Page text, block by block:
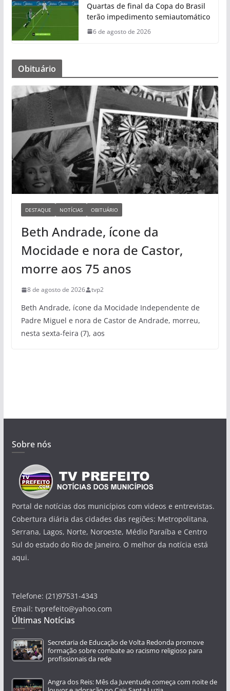
Quartas de final da Copa do Brasil
terão impedimento semiautomático
6 de agosto de 2026
Obituário
DESTAQUE NOTÍCIAS OBITUÁRIO
Beth Andrade, ícone da
Mocidade e nora de Castor,
morre aos 75 anos
8 de agosto de 2026 tvp2
Beth Andrade, ícone da Mocidade Independente de
Padre Miguel e nora de Castor de Andrade, morreu,
nesta sexta-feira (7), aos
Sobre nós
Portal de notícias dos municípios com videos e entrevistas.
Cobertura diária das cidades das regiões: Metropolitana,
Serrana, Lagos, Norte, Noroeste, Médio Paraíba e Centro
Sul do estado do Rio de Janeiro. O melhor da notícia está
aqui.
Telefone: (21)97531-4343
Email: tvprefeito@yahoo.com
Últimas Notícias
Secretaria de Educação de Volta Redonda promove
formação sobre combate ao racismo religioso para
profissionais da rede
Angra dos Reis: Mês da Juventude começa com noite de